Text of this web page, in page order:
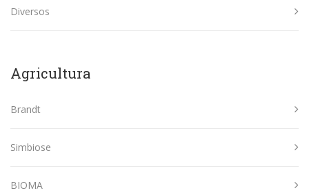
Diversos
Agricultura
Brandt
Simbiose
BIOMA